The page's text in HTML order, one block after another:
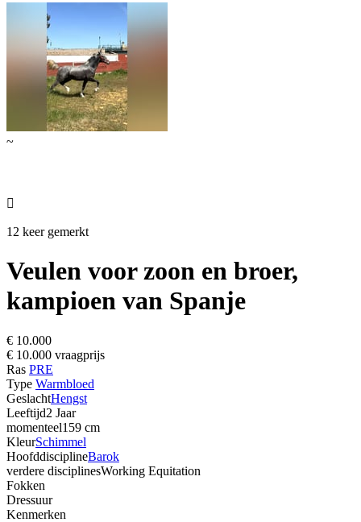
~

12 keer gemerkt
Veulen voor zoon en broer,
kampioen van Spanje
€ 10.000
€ 10.000 vraagprijs
Ras PRE
Type Warmbloed
GeslachtHengst
Leeftijd2 Jaar
momenteel159 cm
KleurSchimmel
HoofddisciplineBarok
verdere disciplinesWorking Equitation
Fokken
Dressuur
Kenmerken